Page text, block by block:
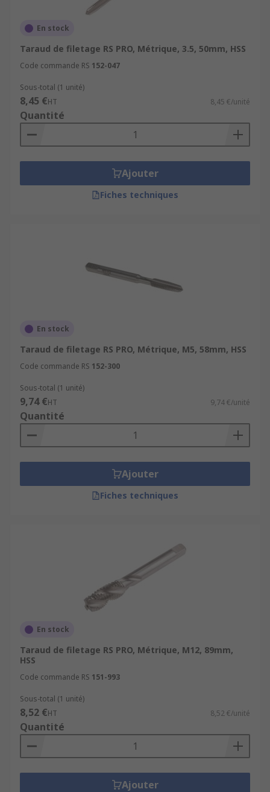
En stock
Taraud de filetage RS PRO, Métrique, 3.5, 50mm, HSS
Code commande RS 152-047
Sous-total (1 unité)
8,45 €HT 8,45 €/unité
Quantité
Ajouter
Fiches techniques
En stock
Taraud de filetage RS PRO, Métrique, M5, 58mm, HSS
Code commande RS 152-300
Sous-total (1 unité)
9,74 €HT 9,74 €/unité
Quantité
Ajouter
Fiches techniques
En stock
Taraud de filetage RS PRO, Métrique, M12, 89mm,
HSS
Code commande RS 151-993
Sous-total (1 unité)
8,52 €HT 8,52 €/unité
Quantité
Ajouter